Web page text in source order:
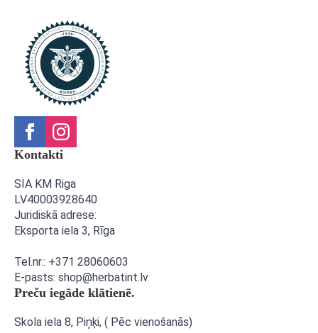
Kontakti
SIA KM Riga
LV40003928640
Juridiskā adrese:
Eksporta iela 3, Rīga
Tel.nr.: +371 28060603
E-pasts: shop@herbatint.lv
Preču iegāde klātienē.
Skola iela 8, Piņķi, ( Pēc vienošanās)